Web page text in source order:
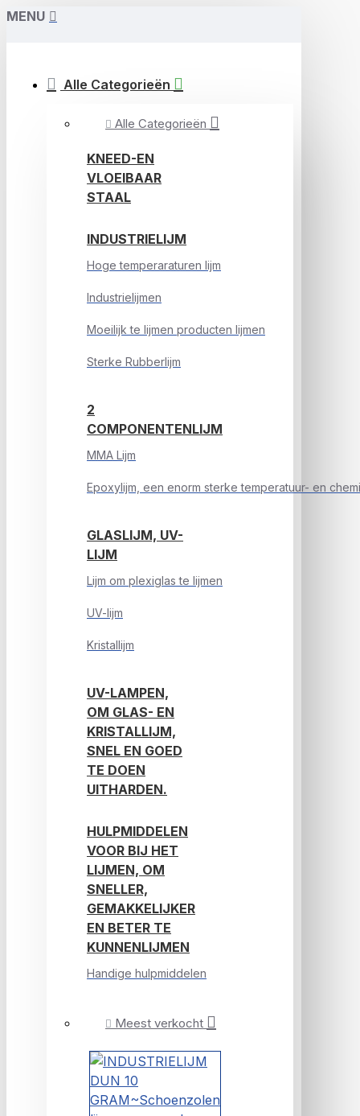
MENU
Alle Categorieën
Alle Categorieën
KNEED-EN
VLOEIBAAR
STAAL
INDUSTRIELIJM
Hoge temperaraturen lijm
Industrielijmen
Moeilijk te lijmen producten lijmen
Sterke Rubberlijm
2
COMPONENTENLIJM
MMA Lijm
Epoxylijm, een enorm sterke temperatuur- en
GLASLIJM, UV-
LIJM
Lijm om plexiglas te lijmen
UV-lijm
Kristallijm
UV-LAMPEN,
OM GLAS- EN
KRISTALLIJM,
SNEL EN GOED
TE DOEN
UITHARDEN.
HULPMIDDELEN
VOOR BIJ HET
LIJMEN, OM
SNELLER,
GEMAKKELIJKER
EN BETER TE
KUNNENLIJMEN
Handige hulpmiddelen
Meest verkocht